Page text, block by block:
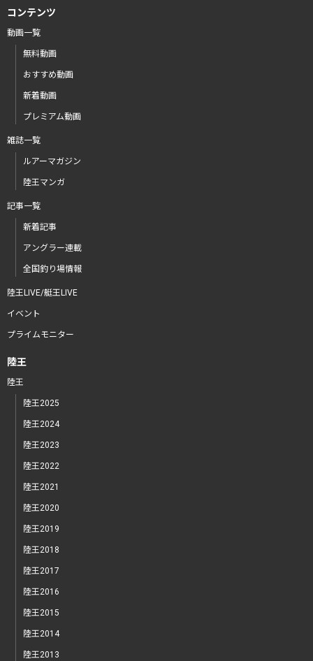
コンテンツ
動画一覧
無料動画
おすすめ動画
新着動画
プレミアム動画
雑誌一覧
ルアーマガジン
陸王マンガ
記事一覧
新着記事
アングラー連載
全国釣り場情報
陸王LIVE/艇王LIVE
イベント
プライムモニター
陸王
陸王
陸王2025
陸王2024
陸王2023
陸王2022
陸王2021
陸王2020
陸王2019
陸王2018
陸王2017
陸王2016
陸王2015
陸王2014
陸王2013